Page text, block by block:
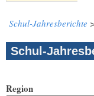
Schul-Jahresberichte
Schul-
Region